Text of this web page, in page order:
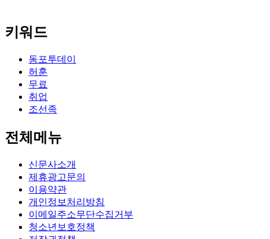
키워드
동포투데이
허훈
무료
취업
조선족
전체메뉴
신문사소개
제휴광고문의
이용약관
개인정보처리방침
이메일주소무단수집거부
청소년보호정책